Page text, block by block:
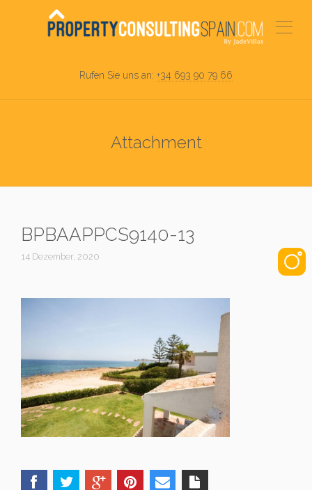
Rufen Sie uns an: +34 693 90 79 66
Attachment
BPBAAPPCS9140-13
14 Dezember, 2020